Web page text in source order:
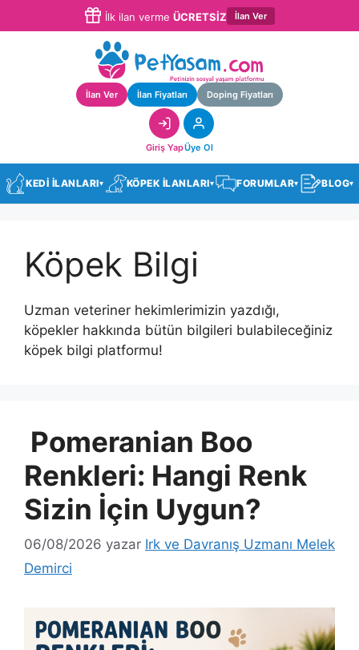
İlk ilan verme ÜCRETSİZ İlan Ver
İlan Ver İlan Fiyatları Doping Fiyatları
Giriş YapÜye Ol
KEDİ İLANLARI▾ KÖPEK İLANLARI▾ FORUMLAR▾ BLOG▾
Köpek Bilgi
Uzman veteriner hekimlerimizin yazdığı,
köpekler hakkında bütün bilgileri bulabileceğiniz
köpek bilgi platformu!
Pomeranian Boo
Renkleri: Hangi Renk
Sizin İçin Uygun?
06/08/2026 yazar Irk ve Davranış Uzmanı Melek
Demirci